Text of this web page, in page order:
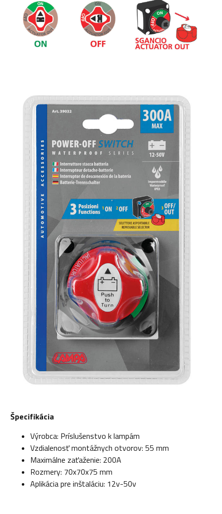
Špecifikácia
Výrobca: Príslušenstvo k lampám
Vzdialenosť montážnych otvorov: 55 mm
Maximálne zaťaženie: 200A
Rozmery: 70x70x75 mm
Aplikácia pre inštaláciu: 12v-50v